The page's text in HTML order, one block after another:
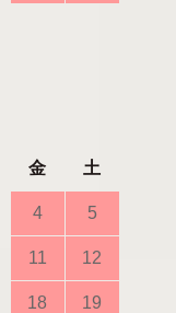
金 土
4 5
11 12
18 19